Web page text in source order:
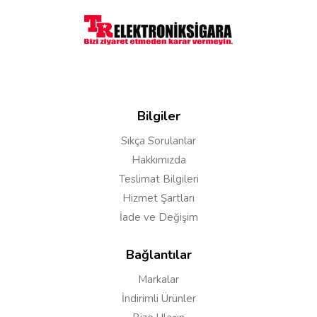
Yorumu Gönder
Bilgiler
Sıkça Sorulanlar
Hakkımızda
Teslimat Bilgileri
Hizmet Şartları
İade ve Değişim
Bağlantılar
Markalar
İndirimli Ürünler